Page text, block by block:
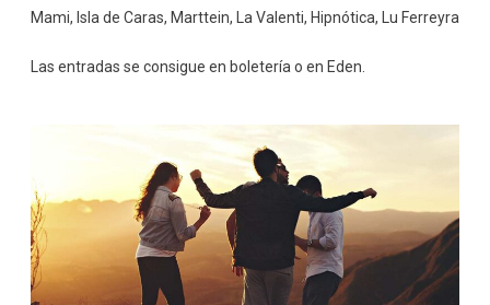
Mami, Isla de Caras, Marttein, La Valenti, Hipnótica, Lu Ferreyra
Las entradas se consigue en boletería o en Eden.